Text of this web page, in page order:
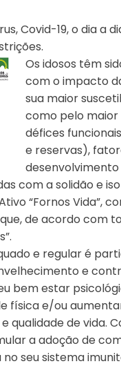
Covid-19, o dia a
Os idosos têm
com o impacto
sua maior
como pelo
défices
e reservas),
com a solidão e
“Fornos Vida”,
de acordo com
e regular é
e
bem estar
física e/ou
qualidade de vida.
a adoção de
seu sistema